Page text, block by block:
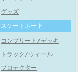
グッズ
スケートボード
コンプリート/デッキ
トラック/ウィール
プロテクター